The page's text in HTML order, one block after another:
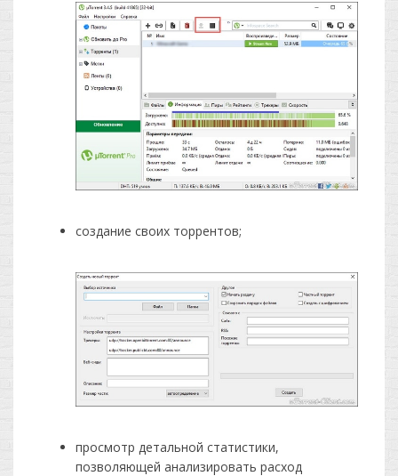
создание своих торрентов;
просмотр детальной статистики,
позволяющей анализировать расход